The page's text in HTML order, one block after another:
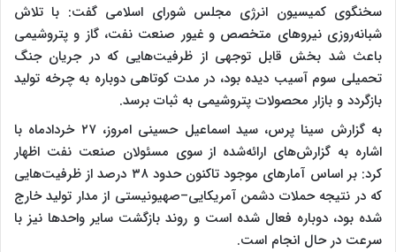
سخنگوی کمیسیون انرژی مجلس شورای اسلامی گفت: با تلاش
شبانه‌روزی نیروهای متخصص و غیور صنعت نفت، گاز و پتروشیمی
باعث شد بخش قابل توجهی از ظرفیت‌هایی که در جریان جنگ
تحمیلی سوم آسیب دیده بود، در مدت کوتاهی دوباره به چرخه تولید
بازگردد و بازار محصولات پتروشیمی به ثبات برسد.
به گزارش سینا پرس، سید اسماعیل حسینی امروز، ۲۷ خردادماه با
اشاره به گزارش‌های ارائه‌شده از سوی مسئولان صنعت نفت اظهار
کرد: بر اساس آمارهای موجود تاکنون حدود ۳۸ درصد از ظرفیت‌هایی
که در نتیجه حملات دشمن آمریکایی–صهیونیستی از مدار تولید خارج
شده بود، دوباره فعال شده است و روند بازگشت سایر واحدها نیز با
سرعت در حال انجام است.